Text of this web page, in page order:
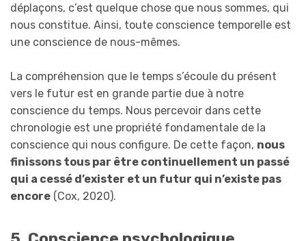
déplaçons, c’est quelque chose que nous sommes, qui
nous constitue. Ainsi, toute conscience temporelle est
une conscience de nous-mêmes.
La compréhension que le temps s’écoule du présent
vers le futur est en grande partie due à notre
conscience du temps. Nous percevoir dans cette
chronologie est une propriété fondamentale de la
conscience qui nous configure. De cette façon, nous
finissons tous par être continuellement un passé
qui a cessé d’exister et un futur qui n’existe pas
encore (Cox, 2020).